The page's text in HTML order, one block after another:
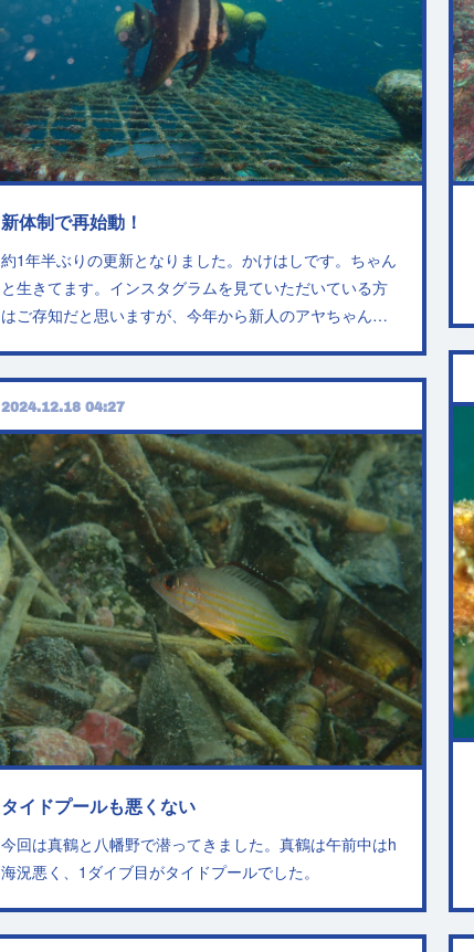
新体制で再始動！
約1年半ぶりの更新となりました。かけはしです。ちゃん
と生きてます。インスタグラムを見ていただいている方
はご存知だと思いますが、今年から新人のアヤちゃん…
2024.12.18 04:27
タイドプールも悪くない
今回は真鶴と八幡野で潜ってきました。真鶴は午前中はh
海況悪く、1ダイブ目がタイドプールでした。